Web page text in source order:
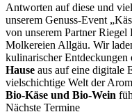
Antworten auf diese und
unserem Genuss-Event
von unserem Partner
Molkereien Allgäu. Wir
kulinarischer Entdeckungen
Hause aus auf eine digitale
vielschichtige Welt der
Bio-Käse und Bio-Wein
Nächste Termine